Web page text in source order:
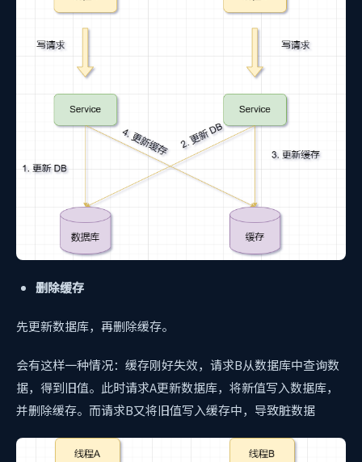
删除缓存
先更新数据库，再删除缓存。
会有这样一种情况：缓存刚好失效，请求B从数据库中查询数
据，得到旧值。此时请求A更新数据库，将新值写入数据库，
并删除缓存。而请求B又将旧值写入缓存中，导致脏数据